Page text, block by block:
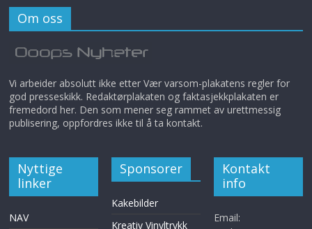
Om oss
Vi arbeider absolutt ikke etter Vær varsom-plakatens regler for
god presseskikk. Redaktørplakaten og faktasjekkplakaten er
fremedord her. Den som mener seg rammet av urettmessig
publisering, oppfordres ikke til å ta kontakt.
Nyttige
linker
NAV
Sponsorer
Kakebilder
Kreativ Vinyltrykk
Kontakt
info
Email: